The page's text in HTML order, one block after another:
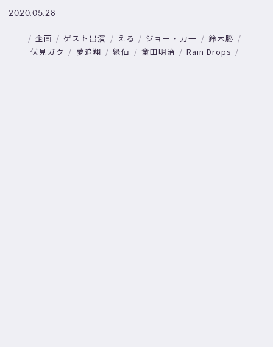
2020.05.28
企画 ゲスト出演 える ジョー・力一
鈴木勝
伏見ガク
夢追翔 緑仙 童田明治 Rain Drops